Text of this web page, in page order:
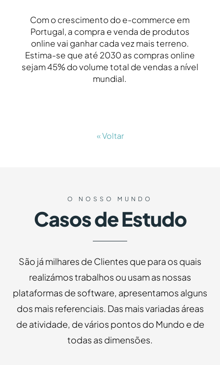
Com o crescimento do e-commerce em
Portugal, a compra e venda de produtos
online vai ganhar cada vez mais terreno.
Estima-se que até 2030 as compras online
sejam 45% do volume total de vendas a nível
mundial.
« Voltar
O NOSSO MUNDO
Casos de Estudo
São já milhares de Clientes que para os quais
realizámos trabalhos ou usam as nossas
plataformas de software, apresentamos alguns
dos mais referenciais. Das mais variadas áreas
de atividade, de vários pontos do Mundo e de
todas as dimensões.